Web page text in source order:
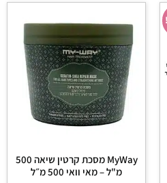
MyWay מסכת קרטין שיאה 500
מ"ל – מאי וואי 500 מ״ל